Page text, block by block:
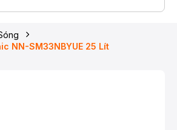
NN-SM33NBYUE 25 Lít